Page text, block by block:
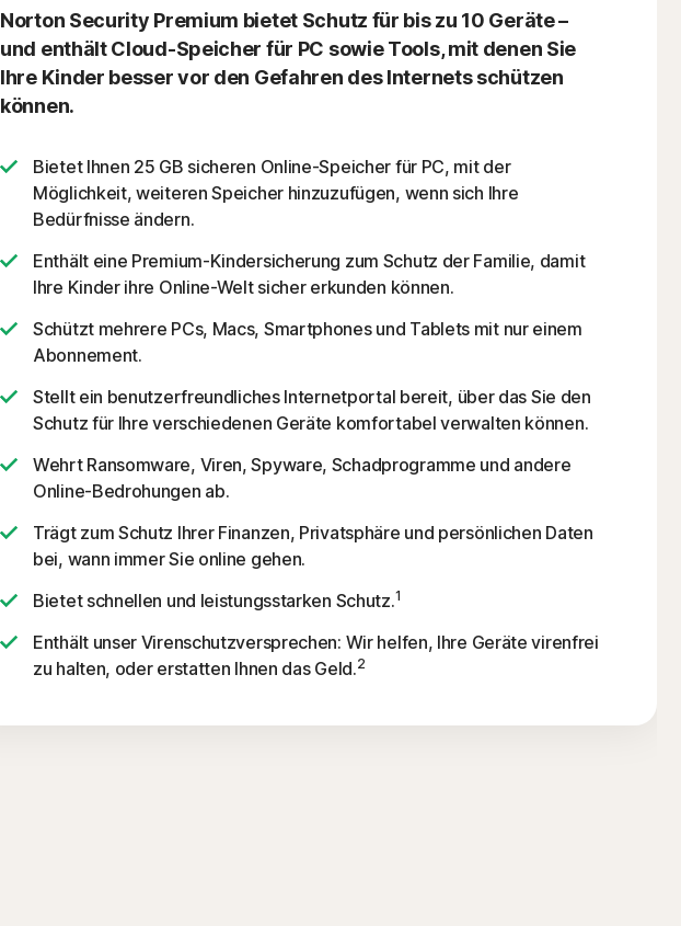
Norton Security Premium bietet Schutz für bis zu 10 Geräte –
und enthält Cloud-Speicher für PC sowie Tools, mit denen Sie
Ihre Kinder besser vor den Gefahren des Internets schützen
können.
Bietet Ihnen 25 GB sicheren Online-Speicher für PC, mit der
Möglichkeit, weiteren Speicher hinzuzufügen, wenn sich Ihre
Bedürfnisse ändern.
Enthält eine Premium-Kindersicherung zum Schutz der Familie, damit
Ihre Kinder ihre Online-Welt sicher erkunden können.
Schützt mehrere PCs, Macs, Smartphones und Tablets mit nur einem
Abonnement.
Stellt ein benutzerfreundliches Internetportal bereit, über das Sie den
Schutz für Ihre verschiedenen Geräte komfortabel verwalten können.
Wehrt Ransomware, Viren, Spyware, Schadprogramme und andere
Online-Bedrohungen ab.
Trägt zum Schutz Ihrer Finanzen, Privatsphäre und persönlichen Daten
bei, wann immer Sie online gehen.
Bietet schnellen und leistungsstarken Schutz.1
Enthält unser Virenschutzversprechen: Wir helfen, Ihre Geräte virenfrei
zu halten, oder erstatten Ihnen das Geld.2